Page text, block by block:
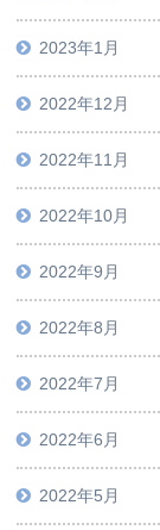
2023年1月
2022年12月
2022年11月
2022年10月
2022年9月
2022年8月
2022年7月
2022年6月
2022年5月